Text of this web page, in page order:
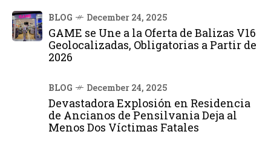
BLOG December 24, 2025
GAME se Une a la Oferta de Balizas V16
Geolocalizadas, Obligatorias a Partir de
2026
BLOG December 24, 2025
Devastadora Explosión en Residencia
de Ancianos de Pensilvania Deja al
Menos Dos Víctimas Fatales